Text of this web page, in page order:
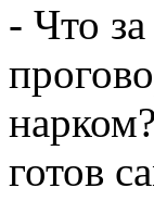
- Что
готов